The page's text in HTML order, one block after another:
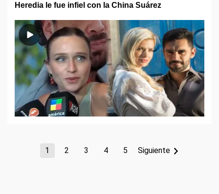
Heredia le fue infiel con la China Suárez
1 2 3 4 5 Siguiente